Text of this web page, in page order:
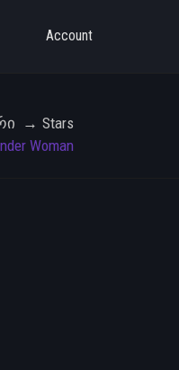
Account
Stars
Woman